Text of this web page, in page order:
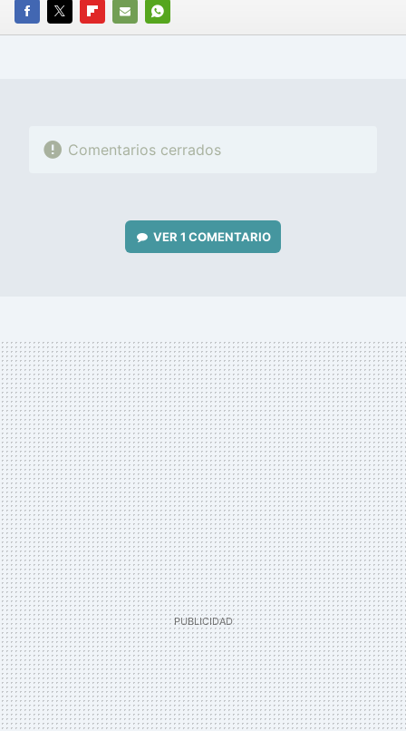
FACEBOOK
TWITTERFLIPBOARD
E-
WHATSAPP
Comentarios cerrados
VER 1 COMENTARIO